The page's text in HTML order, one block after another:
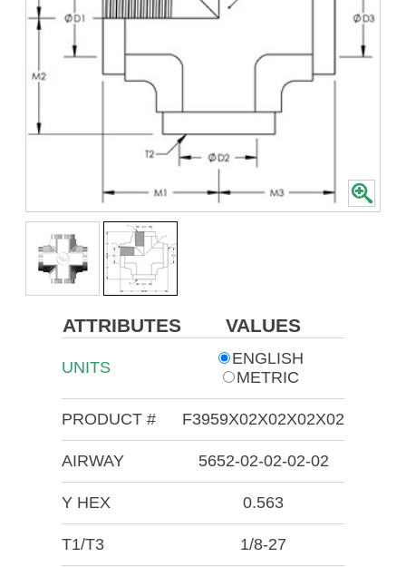
ATTRIBUTES VALUES
UNITS
ENGLISH
METRIC
PRODUCT # F3959X02X02X02X02
AIRWAY 5652-02-02-02-02
Y HEX 0.563
T1/T3 1/8-27